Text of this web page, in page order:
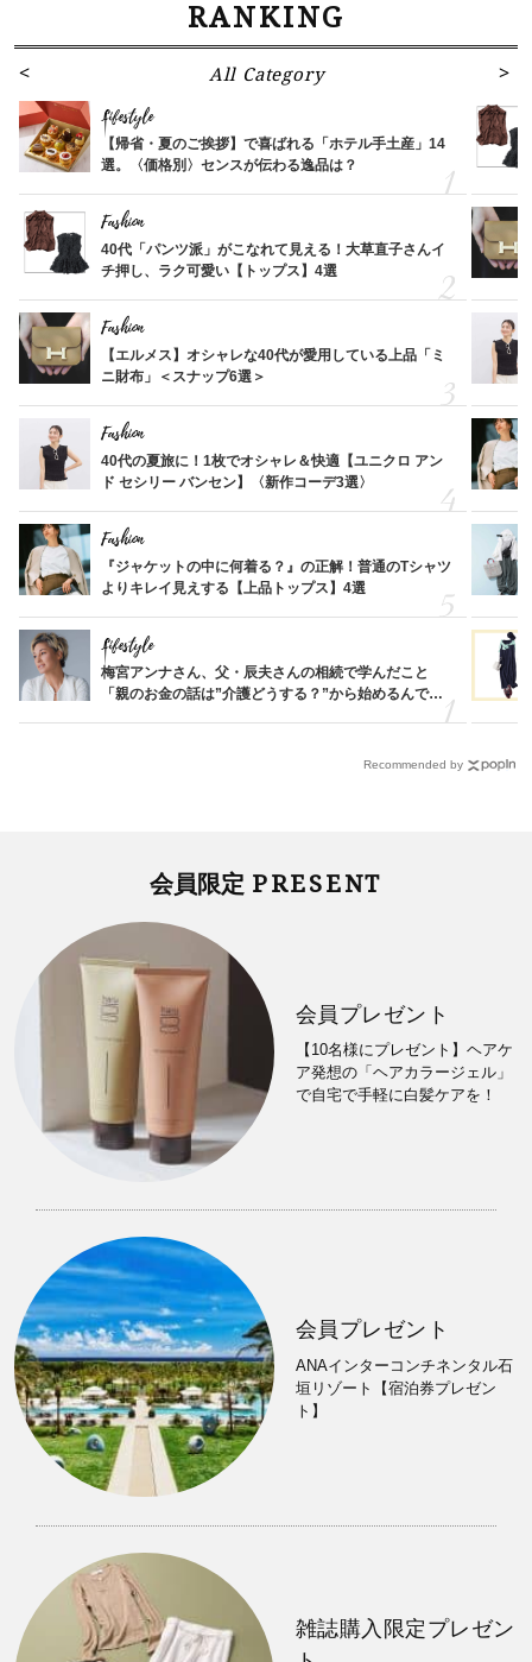
RANKING
All Category
Lifestyle
【帰省・夏のご挨拶】で喜ばれる「ホテル手土産」14
選。〈価格別〉センスが伝わる逸品は？
Fashion
40代「パンツ派」がこなれて見える！大草直子さんイ
チ押し、ラク可愛い【トップス】4選
Fashion
【エルメス】オシャレな40代が愛用している上品「ミ
ニ財布」＜スナップ6選＞
Fashion
40代の夏旅に！1枚でオシャレ＆快適【ユニクロ アン
ド セシリー バンセン】〈新作コーデ3選〉
Fashion
『ジャケットの中に何着る？』の正解！普通のTシャツ
よりキレイ見えする【上品トップス】4選
Lifestyle
梅宮アンナさん、父・辰夫さんの相続で学んだこと
「親のお金の話は”介護どうする？”から始めるんで
Recommended by
会員限定 PRESENT
会員プレゼント
【10名様にプレゼント】ヘアケ
ア発想の「ヘアカラージェル」
で自宅で手軽に白髪ケアを！
会員プレゼント
ANAインターコンチネンタル石
垣リゾート【宿泊券プレゼン
ト】
雑誌購入限定プレゼン